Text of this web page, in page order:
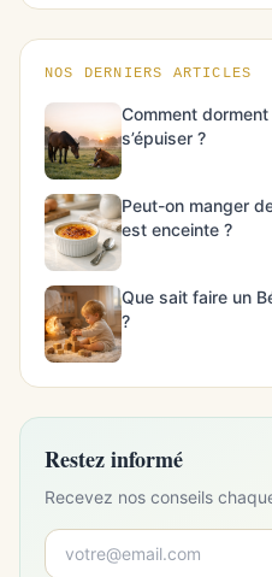
NOS DERNIERS ARTICLES
Comment
s’épuiser ?
Peut-on manger
est enceinte ?
Que sait faire un
?
Restez informé
Recevez nos conseils